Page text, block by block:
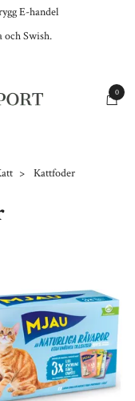
E-handel
och Swish.
0
Kattfoder